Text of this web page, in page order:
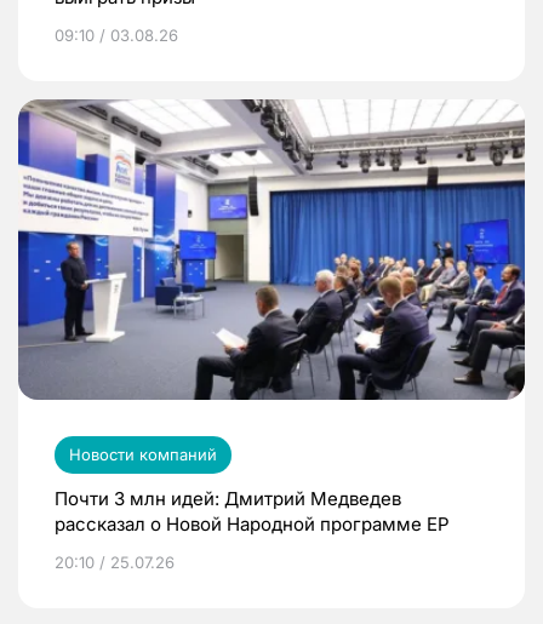
09:10 / 03.08.26
Новости компаний
Почти 3 млн идей: Дмитрий Медведев
рассказал о Новой Народной программе ЕР
20:10 / 25.07.26